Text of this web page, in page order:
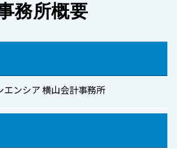
務所概要
ンシア 横山会計事務所